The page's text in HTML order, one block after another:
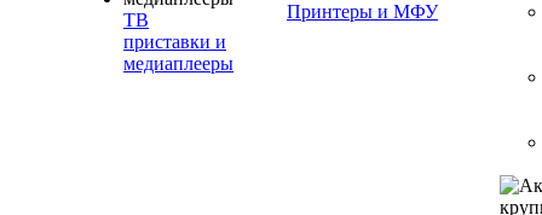
ТВ
приставки и
медиаплееры
Принтеры и МФУ